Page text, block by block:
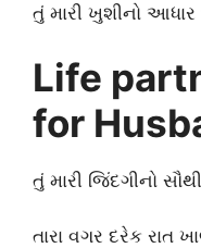
તું મારી ખુશીનો
Life
for
તું મારી જિંદગીનો
તારા વગર દરેક રાત